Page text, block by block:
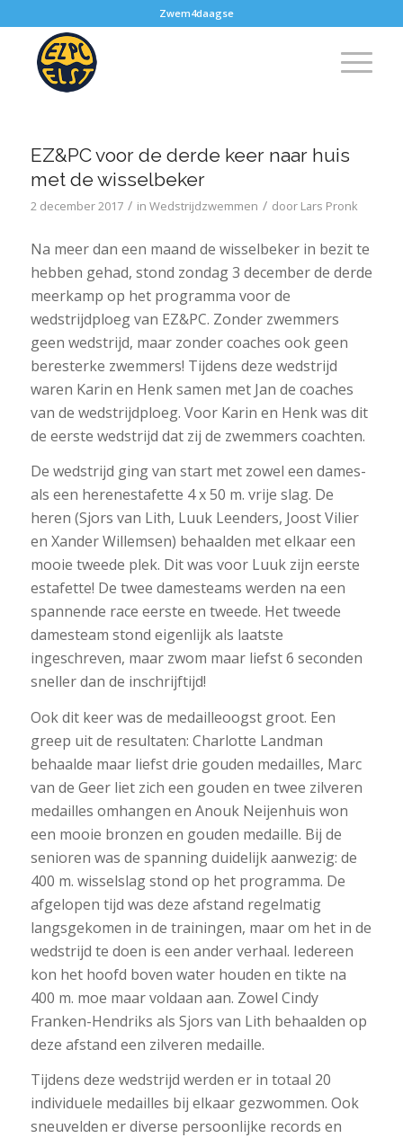
Zwem4daagse
EZ&PC voor de derde keer naar huis
met de wisselbeker
2 december 2017 / in Wedstrijdzwemmen / door Lars Pronk
Na meer dan een maand de wisselbeker in bezit te
hebben gehad, stond zondag 3 december de derde
meerkamp op het programma voor de
wedstrijdploeg van EZ&PC. Zonder zwemmers
geen wedstrijd, maar zonder coaches ook geen
beresterke zwemmers! Tijdens deze wedstrijd
waren Karin en Henk samen met Jan de coaches
van de wedstrijdploeg. Voor Karin en Henk was dit
de eerste wedstrijd dat zij de zwemmers coachten.
De wedstrijd ging van start met zowel een dames-
als een herenestafette 4 x 50 m. vrije slag. De
heren (Sjors van Lith, Luuk Leenders, Joost Vilier
en Xander Willemsen) behaalden met elkaar een
mooie tweede plek. Dit was voor Luuk zijn eerste
estafette! De twee damesteams werden na een
spannende race eerste en tweede. Het tweede
damesteam stond eigenlijk als laatste
ingeschreven, maar zwom maar liefst 6 seconden
sneller dan de inschrijftijd!
Ook dit keer was de medailleoogst groot. Een
greep uit de resultaten: Charlotte Landman
behaalde maar liefst drie gouden medailles, Marc
van de Geer liet zich een gouden en twee zilveren
medailles omhangen en Anouk Neijenhuis won
een mooie bronzen en gouden medaille. Bij de
senioren was de spanning duidelijk aanwezig: de
400 m. wisselslag stond op het programma. De
afgelopen tijd was deze afstand regelmatig
langsgekomen in de trainingen, maar om het in de
wedstrijd te doen is een ander verhaal. Iedereen
kon het hoofd boven water houden en tikte na
400 m. moe maar voldaan aan. Zowel Cindy
Franken-Hendriks als Sjors van Lith behaalden op
deze afstand een zilveren medaille.
Tijdens deze wedstrijd werden er in totaal 20
individuele medailles bij elkaar gezwommen. Ook
sneuvelden er diverse persoonlijke records en